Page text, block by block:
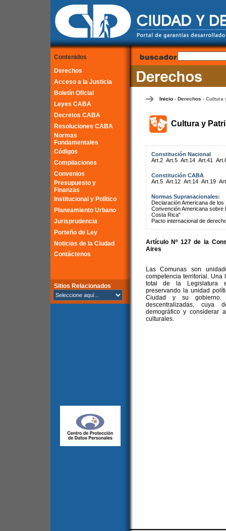
Contenidos
Derechos
Acceso a la Justicia
Boletín Oficial
Leyes CABA
Decretos CABA
Resoluciones CABA
Normas
Fundamentales
Códigos
Compilaciones
Convenios
Presupuesto y
Finanzas
Institucional y Político
Planeamiento Urbano
Jurisprudencia
Porteño de Ley
Noticias de la Ciudad
Contáctenos
Sitios Relacionados
Inicio- Derechos - Cultura
Cultura y
Constitución Nacional
Art.2 Art.5 Art.14 Art.41
Constitución CABA
Art.5 Art.12 Art.14 Art.19
Normas Supranacionales:
Declaración Americana de
Convención Americana
Costa Rica"
Pacto internacional de
Artículo Nº 127 de la
Aires
Las Comunas son
competencia territorial.
total de la Legislatura
preservando la unidad
Ciudad y su gobierno.
descentralizadas, cuya
demográfico y considerar
culturales.